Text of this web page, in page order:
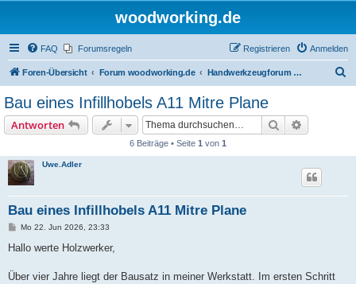
woodworking.de
FAQ Forumsregeln Anmelden
Registrieren
Foren-Übersicht Forum woodworking.de Handwerkzeugforum - das leise Forum
Bau eines Infillhobels A11 Mitre Plane
Antworten Suche
6 Beiträge • Seite 1 von 1
Uwe.Adler
Bau eines Infillhobels A11 Mitre Plane
B
i
a
Mo 22. Jun 2026, 23:33
Hallo werte Holzwerker,
Über vier Jahre liegt der Bausatz in meiner Werkstatt. Im ersten Schritt